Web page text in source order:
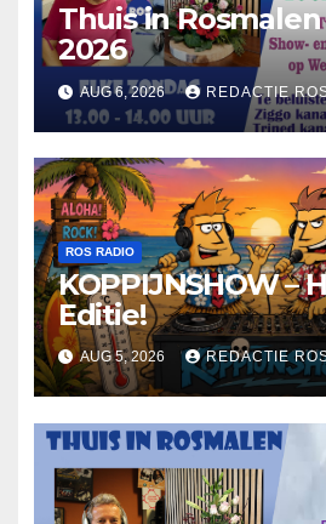
Thuis in
2026
AUG 6, 2026 REDACTIE
ROS RADIO
KOPPIJNSHOW –
Editie!
AUG 5, 2026 REDACTIE